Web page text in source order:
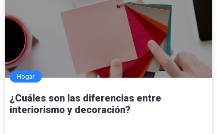
Hogar
¿Cuáles son las diferencias entre
interiorismo y decoración?